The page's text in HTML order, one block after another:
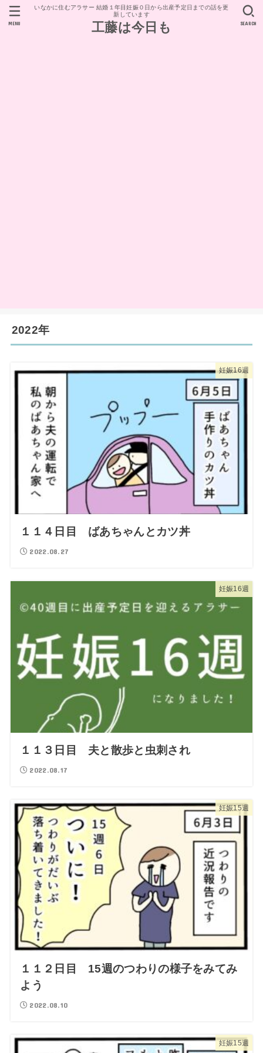
いなかに住むアラサー 結婚１年目妊娠０日から出産予定日までの話を更
新しています
工藤は今日も SEARCH
MENU
2022年
妊娠16週
１１４日目 ばあちゃんとカツ丼
2022.08.27
妊娠16週
１１３日目 夫と散歩と虫刺され
2022.08.17
妊娠15週
１１２日目 15週のつわりの様子をみてみ
よう
2022.08.10
妊娠15週